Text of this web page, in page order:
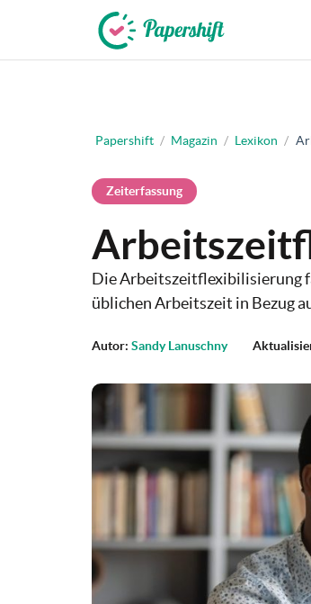
Papershift / Magazin / Lexikon /
Zeiterfassung
Die Arbeitszeitflexibilisierung
üblichen Arbeitszeit in Bezug
Autor: Sandy Lanuschny